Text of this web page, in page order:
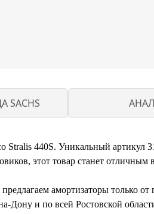
SACHS
Stralis 440S. Уникальный артикул
этот товар станет
амортизаторы только
Дону и по всей Ростовской